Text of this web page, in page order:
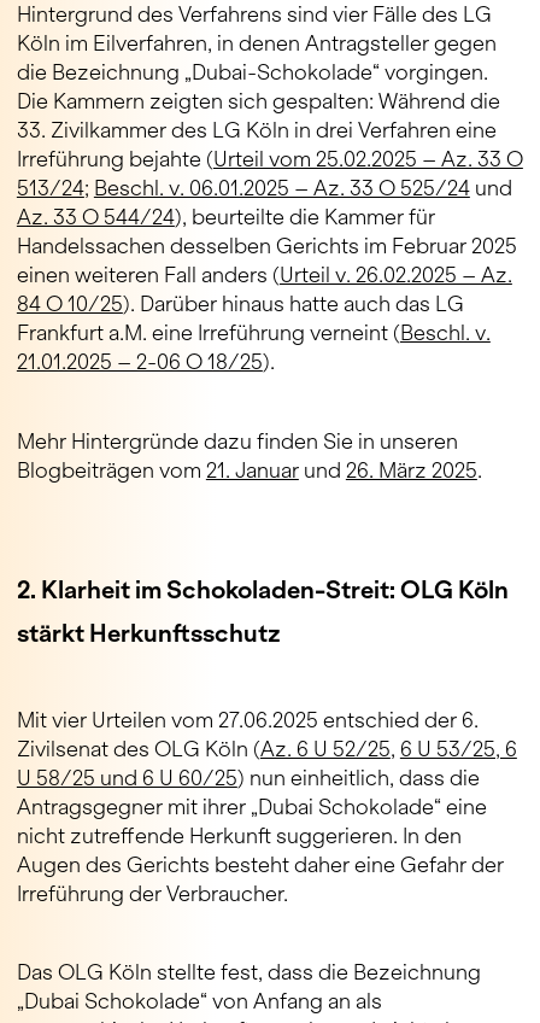
Hintergrund des Verfahrens sind vier Fälle des LG
Köln im Eilverfahren, in denen Antragsteller gegen
die Bezeichnung „Dubai-Schokolade“ vorgingen.
Die Kammern zeigten sich gespalten: Während die
33. Zivilkammer des LG Köln in drei Verfahren eine
Irreführung bejahte (Urteil vom 25.02.2025 – Az. 33 O
513/24; Beschl. v. 06.01.2025 – Az. 33 O 525/24und
Az. 33 O 544/24), beurteilte die Kammer für
Handelssachen desselben Gerichts im Februar 2025
einen weiteren Fall anders (Urteil v. 26.02.2025 – Az.
84 O 10/25). Darüber hinaus hatte auch das LG
Frankfurt a.M. eine Irreführung verneint (Beschl. v.
21.01.2025 – 2-06 O 18/25).
Mehr Hintergründe dazu finden Sie in unseren
Blogbeiträgen vom 21. Januarund 26. März 2025.
2. Klarheit im Schokoladen-Streit: OLG Köln
stärkt Herkunftsschutz
Mit vier Urteilen vom 27.06.2025 entschied der 6.
Zivilsenat des OLG Köln (Az. 6 U 52/25, 6 U 53/25, 6
U 58/25 und 6 U 60/25) nun einheitlich, dass die
Antragsgegner mit ihrer „Dubai Schokolade“ eine
nicht zutreffende Herkunft suggerieren. In den
Augen des Gerichts besteht daher eine Gefahr der
Irreführung der Verbraucher.
Das OLG Köln stellte fest, dass die Bezeichnung
„Dubai Schokolade“ von Anfang an als